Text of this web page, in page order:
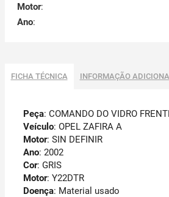
Motor:
Ano:
FICHA TÉCNICA INFORMAÇÃO
Peça: COMANDO DO VIDRO
Veículo: OPEL ZAFIRA A
Motor: SIN DEFINIR
Ano: 2002
Cor: GRIS
Motor: Y22DTR
Doença: Material usado